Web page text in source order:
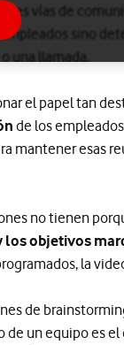
vías de
sino
una llamada.
el papel tan
de los
mantener esas
no tienen
los objetivos
la
de
un equipo es